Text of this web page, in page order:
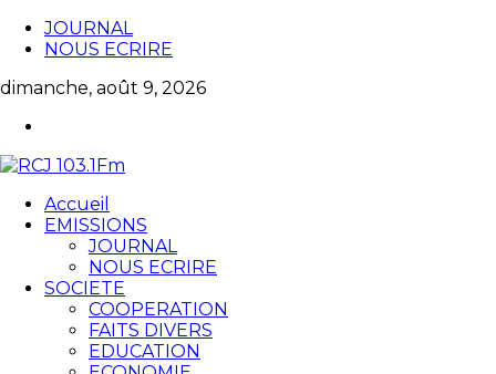
JOURNAL
NOUS ECRIRE
dimanche, août 9, 2026
Accueil
EMISSIONS
JOURNAL
NOUS ECRIRE
SOCIETE
COOPERATION
FAITS DIVERS
EDUCATION